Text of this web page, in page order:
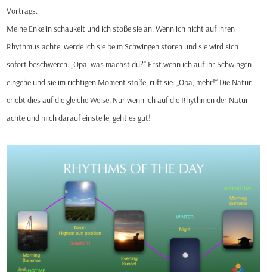
Vortrags.
Meine Enkelin schaukelt und ich stoße sie an. Wenn ich nicht auf ihren
Rhythmus achte, werde ich sie beim Schwingen stören und sie wird sich
sofort beschweren: „Opa, was machst du?“ Erst wenn ich auf ihr Schwingen
eingehe und sie im richtigen Moment stoße, ruft sie: „Opa, mehr!“ Die Natur
erlebt dies auf die gleiche Weise. Nur wenn ich auf die Rhythmen der Natur
achte und mich darauf einstelle, geht es gut!